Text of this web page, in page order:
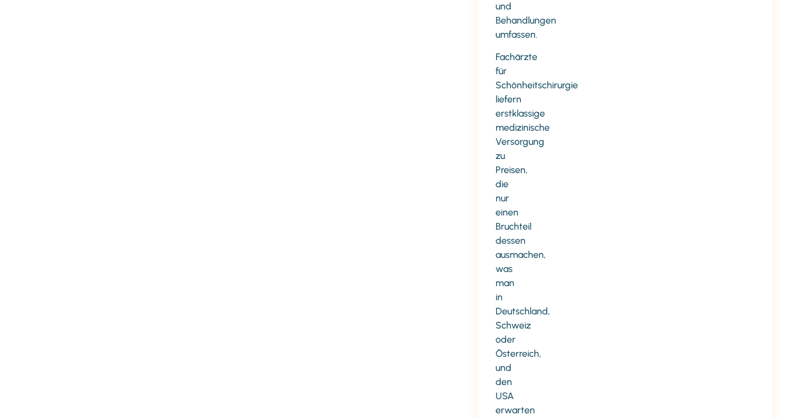
und
Behandlungen
umfassen.
Fachärzte
für
Schönheitschirurgie
liefern
erstklassige
medizinische
Versorgung
zu
Preisen,
die
nur
einen
Bruchteil
dessen
ausmachen,
was
man
in
Deutschland,
Schweiz
oder
Österreich,
und
den
USA
erwarten